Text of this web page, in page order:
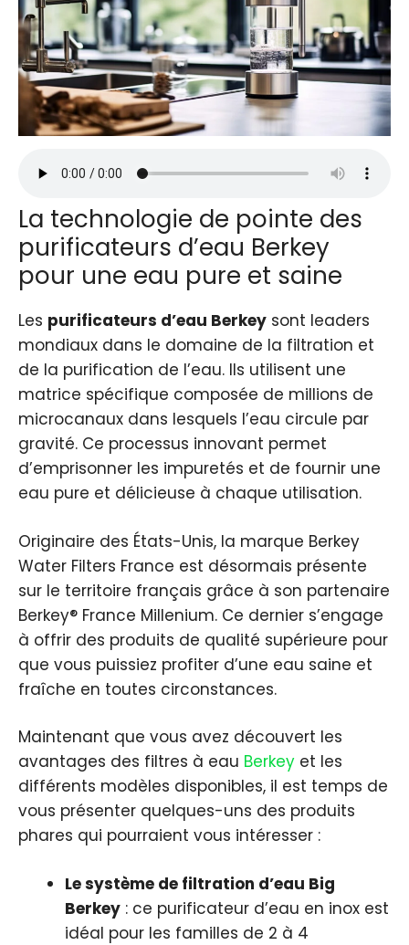
La technologie de pointe des
purificateurs d’eau Berkey
pour une eau pure et saine
Les purificateurs d’eau Berkey sont leaders
mondiaux dans le domaine de la filtration et
de la purification de l’eau. Ils utilisent une
matrice spécifique composée de millions de
microcanaux dans lesquels l’eau circule par
gravité. Ce processus innovant permet
d’emprisonner les impuretés et de fournir une
eau pure et délicieuse à chaque utilisation.
Originaire des États-Unis, la marque Berkey
Water Filters France est désormais présente
sur le territoire français grâce à son partenaire
Berkey® France Millenium. Ce dernier s’engage
à offrir des produits de qualité supérieure pour
que vous puissiez profiter d’une eau saine et
fraîche en toutes circonstances.
Maintenant que vous avez découvert les
avantages des filtres à eau Berkey et les
différents modèles disponibles, il est temps de
vous présenter quelques-uns des produits
phares qui pourraient vous intéresser :
Le système de filtration d’eau Big
Berkey : ce purificateur d’eau en inox est
idéal pour les familles de 2 à 4